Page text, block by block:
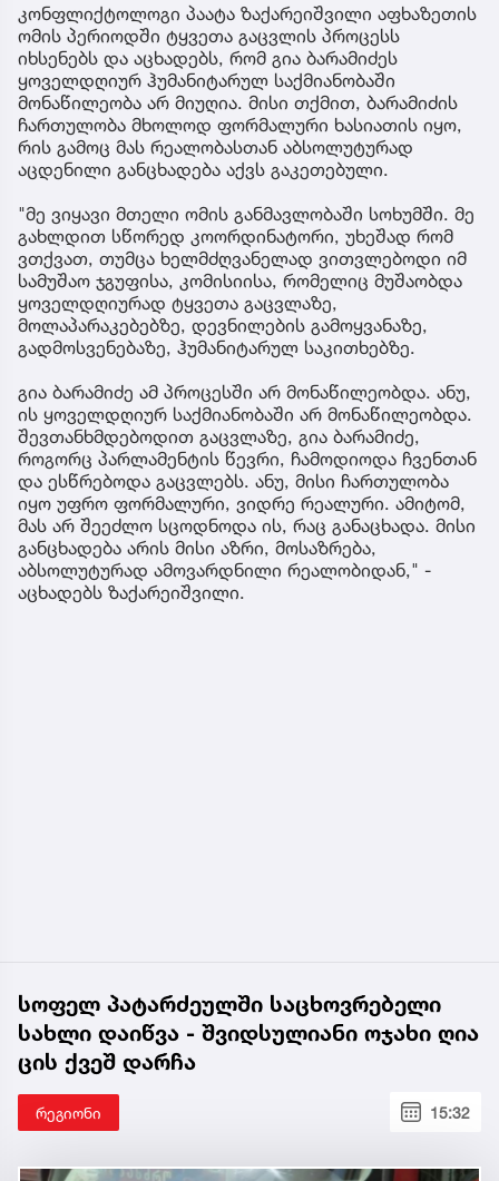
კონფლიქტოლოგი პაატა ზაქარეიშვილი აფხაზეთის
ომის პერიოდში ტყვეთა გაცვლის პროცესს
იხსენებს და აცხადებს, რომ გია ბარამიძეს
ყოველდღიურ ჰუმანიტარულ საქმიანობაში
მონაწილეობა არ მიუღია. მისი თქმით, ბარამიძის
ჩართულობა მხოლოდ ფორმალური ხასიათის იყო,
რის გამოც მას რეალობასთან აბსოლუტურად
აცდენილი განცხადება აქვს გაკეთებული.
"მე ვიყავი მთელი ომის განმავლობაში სოხუმში. მე
გახლდით სწორედ კოორდინატორი, უხეშად რომ
ვთქვათ, თუმცა ხელმძღვანელად ვითვლებოდი იმ
სამუშაო ჯგუფისა, კომისიისა, რომელიც მუშაობდა
ყოველდღიურად ტყვეთა გაცვლაზე,
მოლაპარაკებებზე, დევნილების გამოყვანაზე,
გადმოსვენებაზე, ჰუმანიტარულ საკითხებზე.
გია ბარამიძე ამ პროცესში არ მონაწილეობდა. ანუ,
ის ყოველდღიურ საქმიანობაში არ მონაწილეობდა.
შევთანხმდებოდით გაცვლაზე, გია ბარამიძე,
როგორც პარლამენტის წევრი, ჩამოდიოდა ჩვენთან
და ესწრებოდა გაცვლებს. ანუ, მისი ჩართულობა
იყო უფრო ფორმალური, ვიდრე რეალური. ამიტომ,
მას არ შეეძლო სცოდნოდა ის, რაც განაცხადა. მისი
განცხადება არის მისი აზრი, მოსაზრება,
აბსოლუტურად ამოვარდნილი რეალობიდან," -
აცხადებს ზაქარეიშვილი.
სოფელ პატარძეულში საცხოვრებელი
სახლი დაიწვა - შვიდსულიანი ოჯახი ღია
ცის ქვეშ დარჩა
რეგიონი 15:32